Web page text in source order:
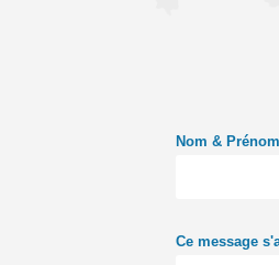
Nom & Prénom
Ce message